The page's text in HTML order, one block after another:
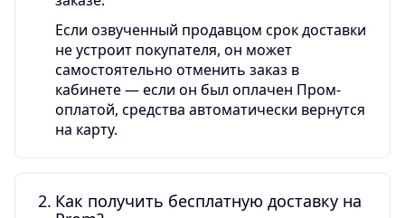
Если озвученный продавцом срок доставки
не устроит покупателя, он может
самостоятельно отменить заказ в
кабинете — если он был оплачен Пром-
оплатой, средства автоматически вернутся
на карту.
Как получить бесплатную доставку на